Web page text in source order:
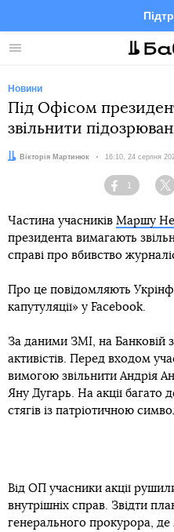
Меню
Новини
Під Офісом
звільнити
Автор:Вікторія Мартинюк Дата:
16:10, 24 серпня
Facebook
1
Частина учасників Маршу
президента вимагають
справі про вбивство
Про це повідомляють
капутуляції» у Facebook.
За даними ЗМІ, на Банковій
активістів. Перед входом
вимогою звільнити Андрія
Яну Дугарь. На акції багато
стягів із патріотичною
Від ОП учасники акції
внутрішніх справ. Звідти
генерального прокурора,